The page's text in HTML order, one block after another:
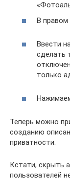
В правом
Ввести
сделать
только
Теперь можно
созданию
приватности.
Кстати, скрыть
пользователей